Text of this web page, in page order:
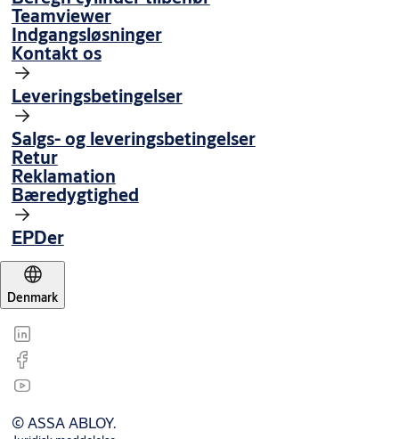
Teamviewer
Indgangsløsninger
Kontakt os
Leveringsbetingelser
Salgs- og leveringsbetingelser
Retur
Reklamation
Bæredygtighed
EPDer
Denmark
© ASSA ABLOY.